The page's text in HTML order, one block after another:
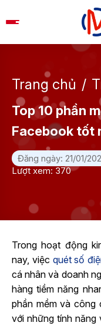
to
Trang chủ /
Top 10 phần
Facebook tốt
Đăng ngày: 21/01/
Lượt xem: 370
Trong hoạt động
nay, việc quét số
cá nhân và doanh
hàng tiềm năng
phần mềm và công
với những tính năng